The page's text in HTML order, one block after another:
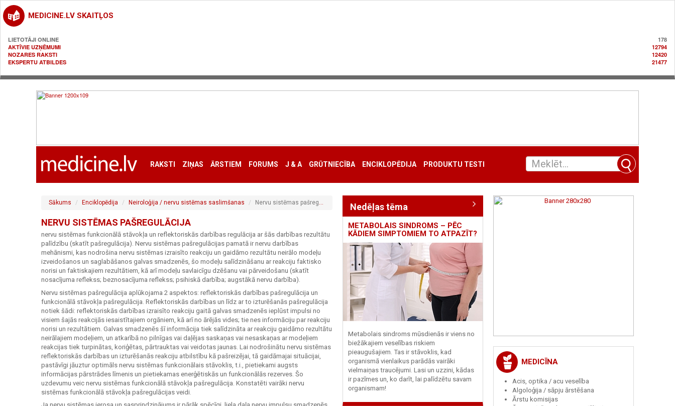
MEDICINE.LV SKAITĻOS
LIETOTĀJI ONLINE
178
AKTĪVIE UZŅĒMUMI
12794
NOZARES RAKSTI
12420
EKSPERTU ATBILDES
21477
RAKSTI ZIŅAS ĀRSTIEM FORUMS J & A GRŪTNIECĪBA ENCIKLOPĒDIJA PRODUKTU TESTI
Sākums Enciklopēdija Neiroloģija / nervu sistēmas saslimšanas Nervu sistēmas pašregulācija
NERVU SISTĒMAS PAŠREGULĀCIJA
nervu sistēmas funkcionālā stāvokļa un reflektoriskās darbības regulācija ar šās darbības rezultātu
palīdzību (skatīt pašregulācija). Nervu sistēmas pašregulācijas pamatā ir nervu darbības
mehānismi, kas nodrošina nervu sistēmas izraisīto reakciju un gaidāmo rezultātu neirālo modeļu
izveidošanos un saglabāšanos galvas smadzenēs, šo modeļu salīdzināšanu ar reakciju faktisko
norisi un faktiskajiem rezultātiem, kā arī modeļu savlaicīgu dzēšanu vai pārveidošanu (skatīt
nosacījuma reflekss; beznosacījuma reflekss; psihiskā darbība; augstākā nervu darbība).
Nervu sistēmas pašregulācija aplūkojama 2 aspektos: reflektoriskās darbības pašregulācija un
funkcionālā stāvokļa pašregulācija. Reflektoriskās darbības un līdz ar to izturēšanās pašregulācija
notiek šādi: reflektoriskās darbības izraisīto reakciju gaitā galvas smadzenēs ieplūst impulsi no
visiem šajās reakcijās iesaistītajiem orgāniem, kā arī no ārējās vides; tie nes informāciju par reakciju
norisi un rezultātiem. Galvas smadzenēs šī informācija tiek salīdzināta ar reakciju gaidāmo rezultātu
neirālajiem modeļiem, un atkarībā no pilnīgas vai daļējas saskaņas vai nesaskaņas ar modeļiem
reakcijas tiek turpinātas, koriģētas, pārtrauktas vai veidotas jaunas. Lai nodrošinātu nervu sistēmas
reflektoriskās darbības un izturēšanās reakciju atbilstību kā pašreizējai, tā gaidāmajai situācijai,
pastāvīgi jāuztur optimāls nervu sistēmas funkcionālais stāvoklis, t.i., pietiekami augsts
informācijas pārstrādes līmenis un pietiekamas enerģētiskās un funkcionālās rezerves. Šo
uzdevumu veic nervu sistēmas funkcionālā stāvokļa pašregulācija. Konstatēti vairāki nervu
sistēmas funkcionālā stāvokļa pašregulācijas veidi.
Nedēļas tēma
METABOLAIS SINDROMS – PĒC
KĀDIEM SIMPTOMIEM TO ATPAZĪT?
Metabolais sindroms mūsdienās ir viens no
biežākajiem veselības riskiem
pieaugušajiem. Tas ir stāvoklis, kad
organismā vienlaikus parādās vairāki
vielmaiņas traucējumi. Lasi un uzzini, kādas
ir pazīmes un, ko darīt, lai palīdzētu savam
organismam!
MEDICĪNA
Acis, optika / acu veselība
Algoloģija / sāpju ārstēšana
Ārstu komisijas